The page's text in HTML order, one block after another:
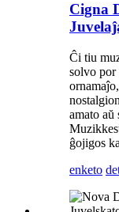
Cigna
Ĉi tiu
solvo por
amato aŭ
ĝojigos
enketo